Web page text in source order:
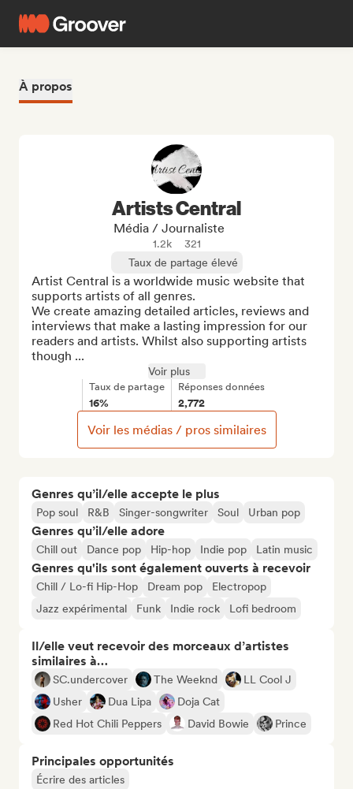
À propos
Genres qu’il/elle accepte le plus
Pop soul R&B Singer-songwriter Soul Urban pop
Genres qu’il/elle adore
Chill out Dance pop Hip-hop Indie pop Latin music
Genres qu'ils sont également ouverts à recevoir
Chill / Lo-fi Hip-Hop Dream pop
Electropop
Jazz expérimental
Funk Indie rock Lofi bedroom
Il/elle veut recevoir des morceaux d’artistes
similaires à…
SC.undercover The Weeknd
LL Cool J
Usher
Dua Lipa
Doja Cat
Red Hot Chili Peppers
David Bowie Prince
Principales opportunités
Écrire des articles
Artists Central
Média / Journaliste
1.2k
321
Taux de partage élevé
Artist Central is a worldwide music website that
supports artists of all genres.
We create amazing detailed articles, reviews and
interviews that make a lasting impression for our
readers and artists. Whilst also supporting artists
though ...
Voir plus
Taux de partage
16%
Réponses données
2,772
Voir les médias / pros similaires